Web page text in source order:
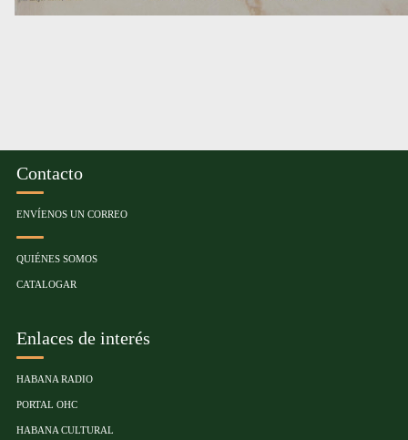
Contacto
ENVÍENOS UN CORREO
QUIÉNES SOMOS
CATALOGAR
Enlaces de interés
HABANA RADIO
PORTAL OHC
HABANA CULTURAL